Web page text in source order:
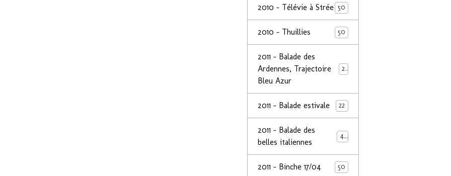
2010 - Télévie à Strée 50
2010 - Thuillies 50
2011 - Balade des
Ardennes, Trajectoire
Bleu Azur
24
2011 - Balade estivale 22
2011 - Balade des
belles italiennes
49
2011 - Binche 17/04 50